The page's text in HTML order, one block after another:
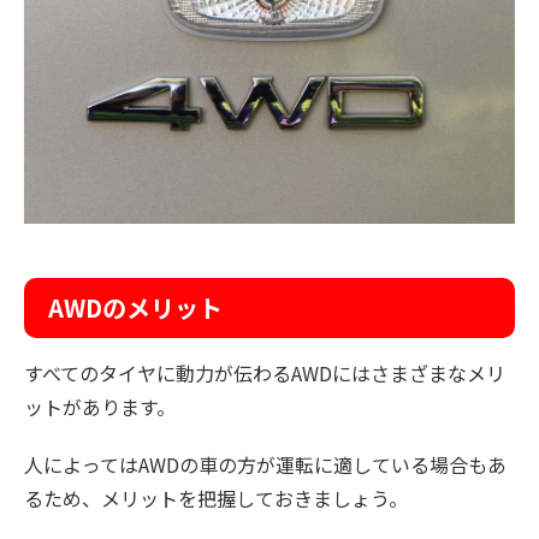
AWDのメリット
すべてのタイヤに動力が伝わるAWDにはさまざまなメリ
ットがあります。
人によってはAWDの車の方が運転に適している場合もあ
るため、メリットを把握しておきましょう。